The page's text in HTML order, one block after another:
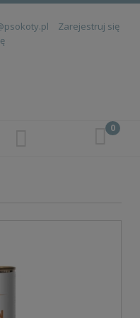
Zarejestruj się